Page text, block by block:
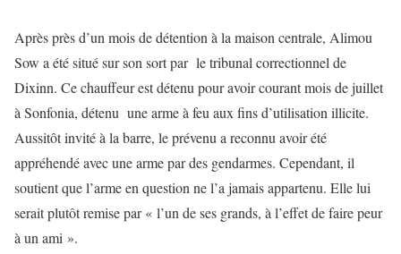
Après près d’un mois de détention à la maison centrale, Alimou
Sow a été situé sur son sort par le tribunal correctionnel de
Dixinn. Ce chauffeur est détenu pour avoir courant mois de juillet
à Sonfonia, détenu une arme à feu aux fins d’utilisation illicite.
Aussitôt invité à la barre, le prévenu a reconnu avoir été
appréhendé avec une arme par des gendarmes. Cependant, il
soutient que l’arme en question ne l’a jamais appartenu. Elle lui
serait plutôt remise par « l’un de ses grands, à l’effet de faire peur
à un ami ».